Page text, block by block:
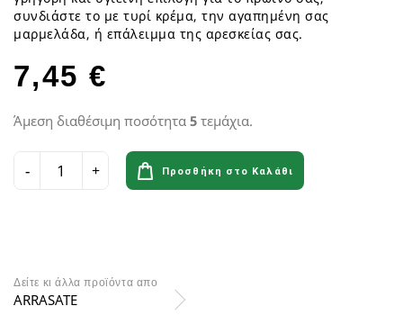
συνδιάστε το με τυρί κρέμα, την αγαπημένη σας
μαρμελάδα, ή επάλειμμα της αρεσκείας σας.
7,45 €
Άμεση διαθέσιμη ποσότητα 5 τεμάχια.
Προσθήκη στο Καλάθι
Δείτε κι άλλα προϊόντα απο
ARRASATE